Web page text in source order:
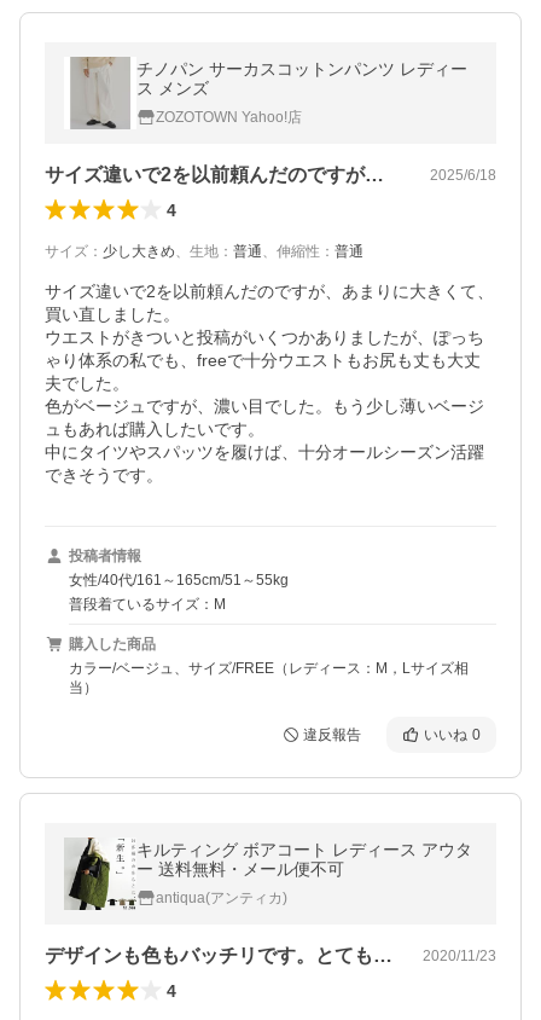
チノパン サーカスコットンパンツ レディー
ス メンズ
ZOZOTOWN Yahoo!店
サイズ違いで2を以前頼んだのですが、あ… 2025/6/18
4
サイズ ： 少し大きめ、 生地 ： 普通、 伸縮性 ： 普通
サイズ違いで2を以前頼んだのですが、あまりに大きくて、
買い直しました。
ウエストがきついと投稿がいくつかありましたが、ぽっち
ゃり体系の私でも、freeで十分ウエストもお尻も丈も大丈
夫でした。
色がベージュですが、濃い目でした。もう少し薄いベージ
ュもあれば購入したいです。
中にタイツやスパッツを履けば、十分オールシーズン活躍
できそうです。
投稿者情報
女性/40代/161～165cm/51～55kg
普段着ているサイズ：M
購入した商品
カラー/ベージュ、サイズ/FREE（レディース：M，Lサイズ相
当）
違反報告 いいね 0
キルティング ボアコート レディース アウタ
ー 送料無料・メール便不可
antiqua(アンティカ)
デザインも色もバッチリです。とても可愛… 2020/11/23
4